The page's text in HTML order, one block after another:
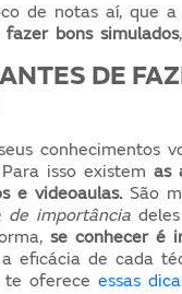
de notas aí, que
bons simulados
DE
conhecimentos
isso existemas
e videoaulas.São
de importância
se conhecer é
eficácia de cada
te ofereceessas